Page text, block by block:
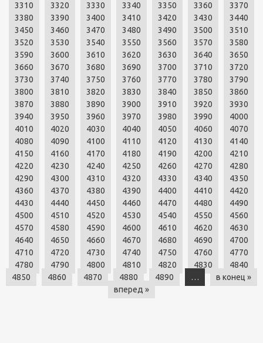
3310
3320 3330 3340 3350 3360
3370
3380
3390 3400 3410 3420 3430
3440
3450
3460 3470 3480 3490 3500
3510
3520
3530 3540 3550 3560 3570
3580
3590
3600 3610 3620 3630 3640
3650
3660
3670 3680 3690 3700 3710
3720
3730
3740 3750 3760 3770 3780
3790
3800
3810 3820 3830 3840 3850
3860
3870
3880 3890 3900 3910 3920
3930
3940
3950 3960 3970 3980 3990
4000
4010
4020 4030 4040 4050 4060
4070
4080
4090 4100 4110 4120 4130
4140
4150
4160 4170 4180 4190 4200
4210
4220
4230 4240 4250 4260 4270
4280
4290
4300 4310 4320 4330 4340
4350
4360
4370 4380 4390 4400 4410
4420
4430
4440 4450 4460 4470 4480
4490
4500
4510 4520 4530 4540 4550
4560
4570
4580 4590 4600 4610 4620
4630
4640
4650 4660 4670 4680 4690
4700
4710
4720 4730 4740 4750 4760
4770
4780
4790 4800 4810 4820 4830
4840
4850
4860 4870 4880 4890 …
в конец »
вперед »